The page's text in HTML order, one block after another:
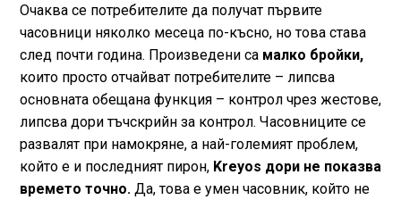
Очаква се потребителите да получат първите
часовници няколко месеца по-късно, но това става
след почти година. Произведени самалко бройки,
които просто отчайват потребителите – липсва
основната обещана функция – контрол чрез жестове,
липсва дори тъчскрийн за контрол. Часовниците се
развалят при намокряне, а най-големият проблем,
който е и последният пирон, Kreyos дори не показва
времето точно. Да, това е умен часовник, който не